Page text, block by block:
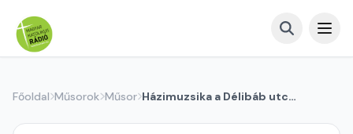
Főoldal Műsorok Műsor Házimuzsika a Délibáb utcában